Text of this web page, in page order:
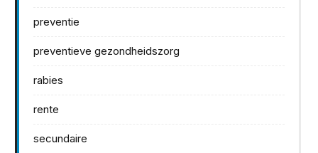
preventie
preventieve gezondheidszorg
rabies
rente
secundaire